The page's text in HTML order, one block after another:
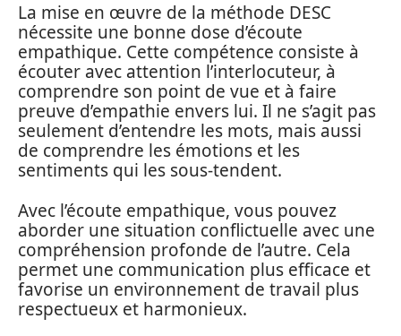
La mise en œuvre de la méthode DESC
nécessite une bonne dose d’écoute
empathique. Cette compétence consiste à
écouter avec attention l’interlocuteur, à
comprendre son point de vue et à faire
preuve d’empathie envers lui. Il ne s’agit pas
seulement d’entendre les mots, mais aussi
de comprendre les émotions et les
sentiments qui les sous-tendent.
Avec l’écoute empathique, vous pouvez
aborder une situation conflictuelle avec une
compréhension profonde de l’autre. Cela
permet une communication plus efficace et
favorise un environnement de travail plus
respectueux et harmonieux.